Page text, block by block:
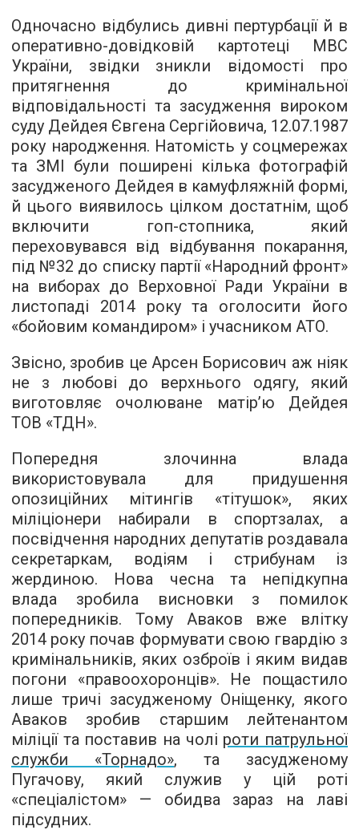
Одночасно відбулись дивні пертурбації й в
оперативно-довідковій картотеці МВС
України, звідки зникли відомості про
притягнення до кримінальної
відповідальності та засудження вироком
суду Дейдея Євгена Сергійовича, 12.07.1987
року народження. Натомість у соцмережах
та ЗМІ були поширені кілька фотографій
засудженого Дейдея в камуфляжній формі,
й цього виявилось цілком достатнім, щоб
включити гоп-стопника, який
переховувався від відбування покарання,
під №32 до списку партії «Народний фронт»
на виборах до Верховної Ради України в
листопаді 2014 року та оголосити його
«бойовим командиром» і учасником АТО.
Звісно, зробив це Арсен Борисович аж ніяк
не з любові до верхнього одягу, який
виготовляє очолюване матір’ю Дейдея
ТОВ «ТДН».
Попередня злочинна влада
використовувала для придушення
опозиційних мітингів «тітушок», яких
міліціонери набирали в спортзалах, а
посвідчення народних депутатів роздавала
секретаркам, водіям і стрибунам із
жердиною. Нова чесна та непідкупна
влада зробила висновки з помилок
попередників. Тому Аваков вже влітку
2014 року почав формувати свою гвардію з
кримінальників, яких озброїв і яким видав
погони «правоохоронців». Не пощастило
лише тричі засудженому Оніщенку, якого
Аваков зробив старшим лейтенантом
міліції та поставив на чолі роти патрульної
служби «Торнадо», та засудженому
Пугачову, який служив у цій роті
«спеціалістом» — обидва зараз на лаві
підсудних.